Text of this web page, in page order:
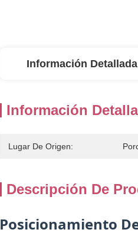
Información Detallada
Información
Lugar De Origen:
Descripción De
Posicionamiento